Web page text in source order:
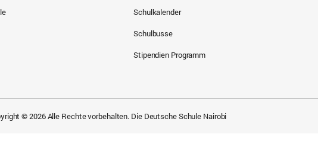
Schulkalender
Schulbusse
Stipendien Programm
© 2026 Alle Rechte vorbehalten. Die Deutsche Schule Nairobi